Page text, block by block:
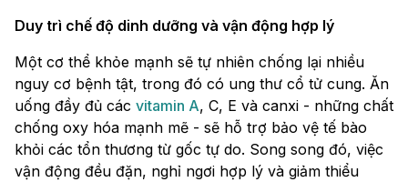
Duy trì chế độ dinh dưỡng và vận động hợp lý
Một cơ thể khỏe mạnh sẽ tự nhiên chống lại nhiều
nguy cơ bệnh tật, trong đó có ung thư cổ tử cung. Ăn
uống đầy đủ các vitamin A, C, E và canxi - những chất
chống oxy hóa mạnh mẽ - sẽ hỗ trợ bảo vệ tế bào
khỏi các tổn thương từ gốc tự do. Song song đó, việc
vận động đều đặn, nghỉ ngơi hợp lý và giảm thiểu